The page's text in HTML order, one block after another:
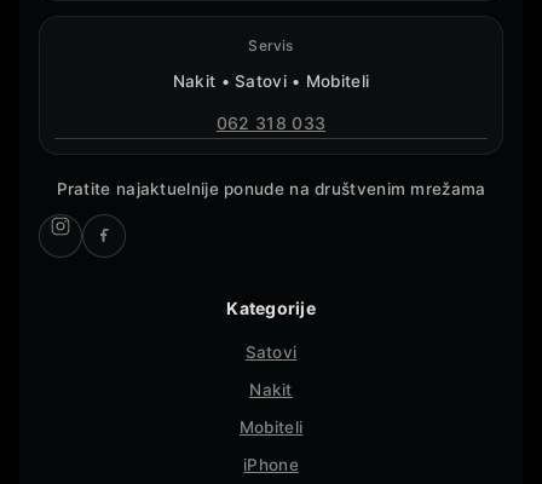
Servis
Nakit • Satovi • Mobiteli
062 318 033
Pratite najaktuelnije ponude na društvenim mrežama
Kategorije
Satovi
Nakit
Mobiteli
iPhone